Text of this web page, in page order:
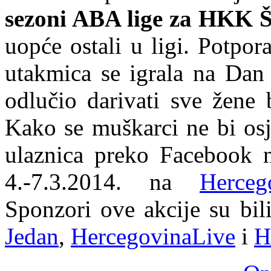
sezoni ABA lige za HKK
uopće ostali u ligi.
utakmica se igrala na
odlučio darivati sve žene
Kako se muškarci ne bi
ulaznica preko
4.-7.3.2014. na
Sponzori ove akcije su
Jedan, HercegovinaLive i